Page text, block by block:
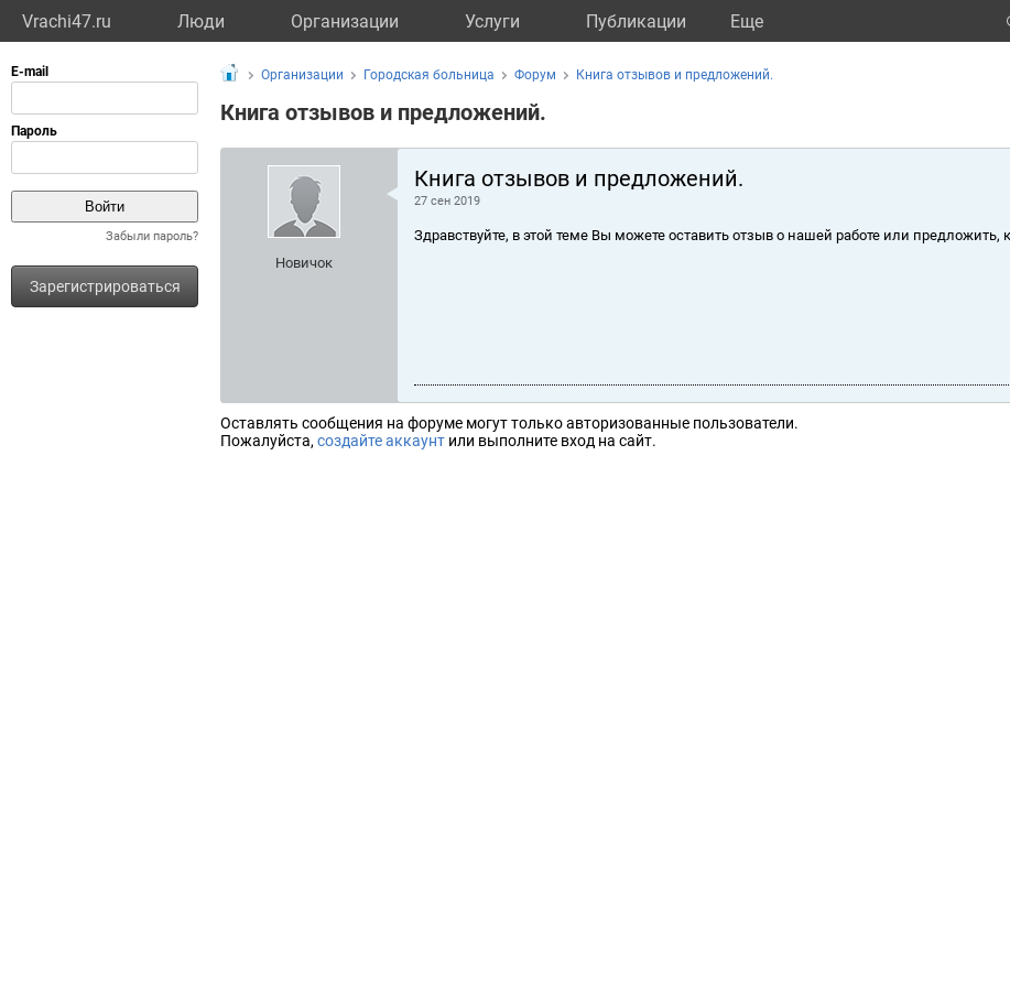
Vrachi47.ru Люди Организации Услуги Публикации Eще
Забыли пароль?
Зарегистрироваться
Организации Городская больница Форум Книга отзывов и предложений.
Книга отзывов и предложений.
Новичок
Книга отзывов и предложений.
27 сен 2019
Здравствуйте, в этой теме Вы можете оставить отзыв о нашей работе или предложить,
Оставлять сообщения на форуме могут только авторизованные пользователи.
Пожалуйста, создайте аккаунт или выполните вход на сайт.